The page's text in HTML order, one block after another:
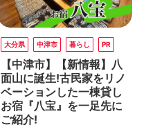
大分県 中津市 暮らし PR
【中津市】【新情報】八
面山に誕生!古民家をリノ
ベーションした一棟貸し
お宿『八宝』を一足先に
ご紹介!